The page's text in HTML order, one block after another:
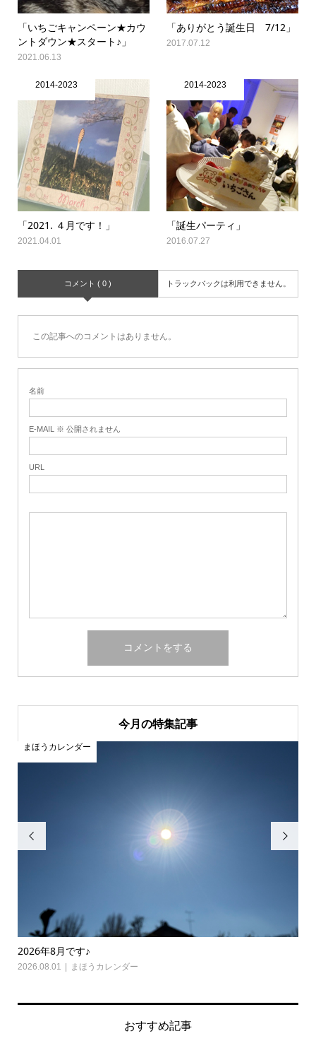
「いちごキャンペーン★カウ
ントダウン★スタート♪」
2021.06.13
「ありがとう誕生日 7/12」
2017.07.12
2014-2023
「2021. ４月です！」
2021.04.01
2014-2023
「誕生パーティ」
2016.07.27
コメント ( 0 ) トラックバックは利用できません。
この記事へのコメントはありません。
名前
E-MAIL ※ 公開されません
URL
今月の特集記事

2026年8月です♪
2026.08.01 まほうカレンダー
まほうカレンダー

おすすめ記事